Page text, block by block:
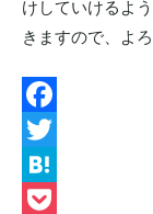
けしていけるよ
きますので、よ
Facebook
Twitter
Hatena